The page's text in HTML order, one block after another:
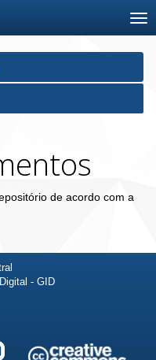
de acordo com a
- GID